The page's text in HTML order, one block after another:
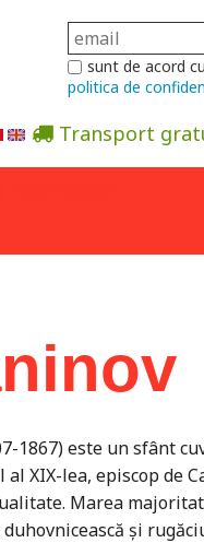
sunt de acord cu
politica de
Transport
1867) este un sfânt
XIX-lea, episcop de
Marea
şi